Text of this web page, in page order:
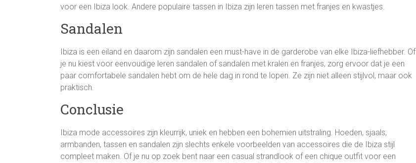
voor een Ibiza look. Andere populaire tassen in Ibiza zijn leren tassen met franjes en kwastjes.
Sandalen
Ibiza is een eiland en daarom zijn sandalen een must-have in de garderobe van elke Ibiza-liefhebber. Of
je nu kiest voor eenvoudige leren sandalen of sandalen met kralen en franjes, zorg ervoor dat je een
paar comfortabele sandalen hebt om de hele dag in rond te lopen. Ze zijn niet alleen stijlvol, maar ook
praktisch.
Conclusie
Ibiza mode accessoires zijn kleurrijk, uniek en hebben een bohemien uitstraling. Hoeden, sjaals,
armbanden, tassen en sandalen zijn slechts enkele voorbeelden van accessoires die de Ibiza stijl
compleet maken. Of je nu op zoek bent naar een casual strandlook of een chique outfit voor een